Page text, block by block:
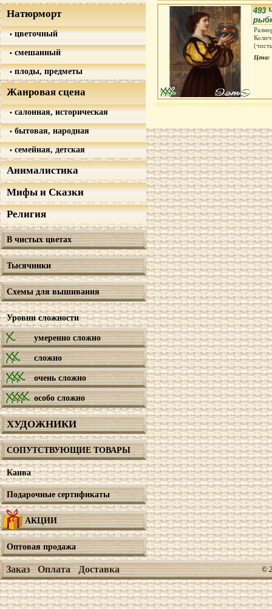
Натюрморт
цветочный
смешанный
плоды, предметы
Жанровая сцена
салонная, историческая
бытовая, народная
семейная, детская
Анималистика
Мифы и Сказки
Религия
В чистых цветах
Тысячники
Схемы для вышивания
Уровни сложности
умеренно сложно
сложно
очень сложно
особо сложно
ХУДОЖНИКИ
СОПУТСТВУЮЩИЕ ТОВАРЫ
Канва
Подарочные сертификаты
АКЦИИ
Оптовая продажа
493
Цена:
Заказ Оплата Доставка ©